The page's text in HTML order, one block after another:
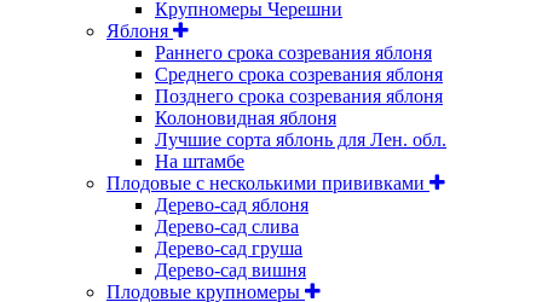
Крупномеры Черешни
Яблоня
Раннего срока созревания яблоня
Среднего срока созревания яблоня
Позднего срока созревания яблоня
Колоновидная яблоня
Лучшие сорта яблонь для Лен. обл.
На штамбе
Плодовые с несколькими прививками
Дерево-сад яблоня
Дерево-сад слива
Дерево-сад груша
Дерево-сад вишня
Плодовые крупномеры